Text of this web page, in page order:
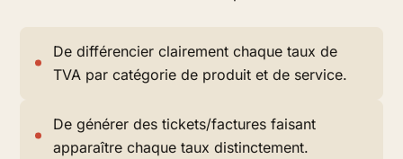
De différencier clairement chaque taux de
TVA par catégorie de produit et de service.
De générer des tickets/factures faisant
apparaître chaque taux distinctement.